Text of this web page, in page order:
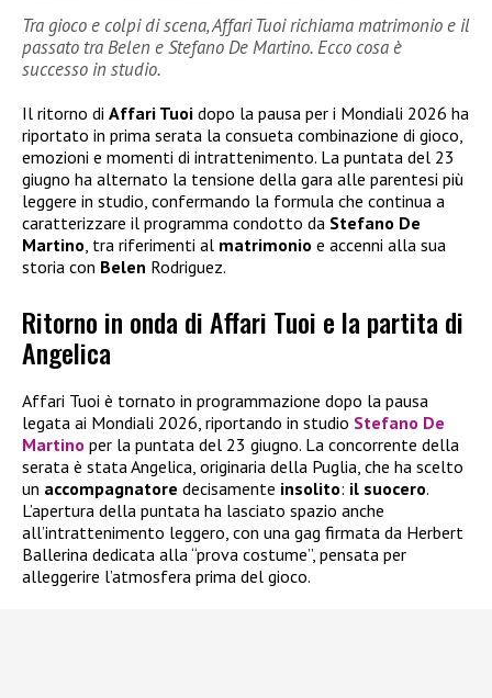
Tra gioco e colpi di scena, Affari Tuoi richiama matrimonio e il
passato tra Belen e Stefano De Martino. Ecco cosa è
successo in studio.
Il ritorno di Affari Tuoi dopo la pausa per i Mondiali 2026 ha
riportato in prima serata la consueta combinazione di gioco,
emozioni e momenti di intrattenimento. La puntata del 23
giugno ha alternato la tensione della gara alle parentesi più
leggere in studio, confermando la formula che continua a
caratterizzare il programma condotto da Stefano De
Martino , tra riferimenti al matrimonio e accenni alla sua
storia con Belen Rodriguez.
Ritorno in onda di Affari Tuoi e la partita di
Angelica
Affari Tuoi è tornato in programmazione dopo la pausa
legata ai Mondiali 2026, riportando in studio Stefano De
Martino per la puntata del 23 giugno. La concorrente della
serata è stata Angelica, originaria della Puglia, che ha scelto
un accompagnatore decisamente insolito: il suocero.
L’apertura della puntata ha lasciato spazio anche
all’intrattenimento leggero, con una gag firmata da Herbert
Ballerina dedicata alla “prova costume”, pensata per
alleggerire l’atmosfera prima del gioco.